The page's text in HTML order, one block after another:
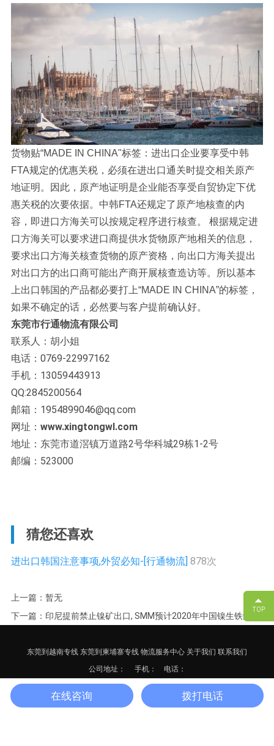
货物贴“MADE IN CHINA"标签：进出口企业要享受中韩
FTA规定的优惠关税，必须在进出口通关时提交相关原产
地证明。因此，原产地证明是企业能否享受自贸协定下优
惠关税的次要依据。中韩FTA还规定了原产地核查的内
容，即进口方海关可以按规定程序进行核查。 根据规定进
口方海关可以要求进口商提供水货物原产地相关的信息，
要求出口方海关核查货物的原产资格，向出口方海关提出
对出口方的出口商可能出产商开展核查造访等。所以基本
上出口韩国的产品都必要打上“MADE IN CHINA”的标签，
如果不确定的话，必然要与客户提前确认好。
东莞市行通物流有限公司
联系人：胡小姐
电话：0769-22997162
手机：13059443913
QQ:2845200564
邮箱：1954899046@qq.com
网址： www.xingtongwl.com
地址：东莞市道滘镇万道路2号华科城29栋1-2号
邮编：523000
猜您还喜欢
进出口韩国注意事项,外贸必知-[行通物流] 878次
上一篇：暂无
下一篇：印尼提前禁止镍矿出口, SMM预计2020年中国镍生铁缺口
东莞到越南专线 东莞到柬埔寨专线 物流服务中心 关于我们 联系我们
公司地址： 手机： 电话：
备案号：粤ICP备17125652号-3 网站地图XML
在线咨询 拨打电话